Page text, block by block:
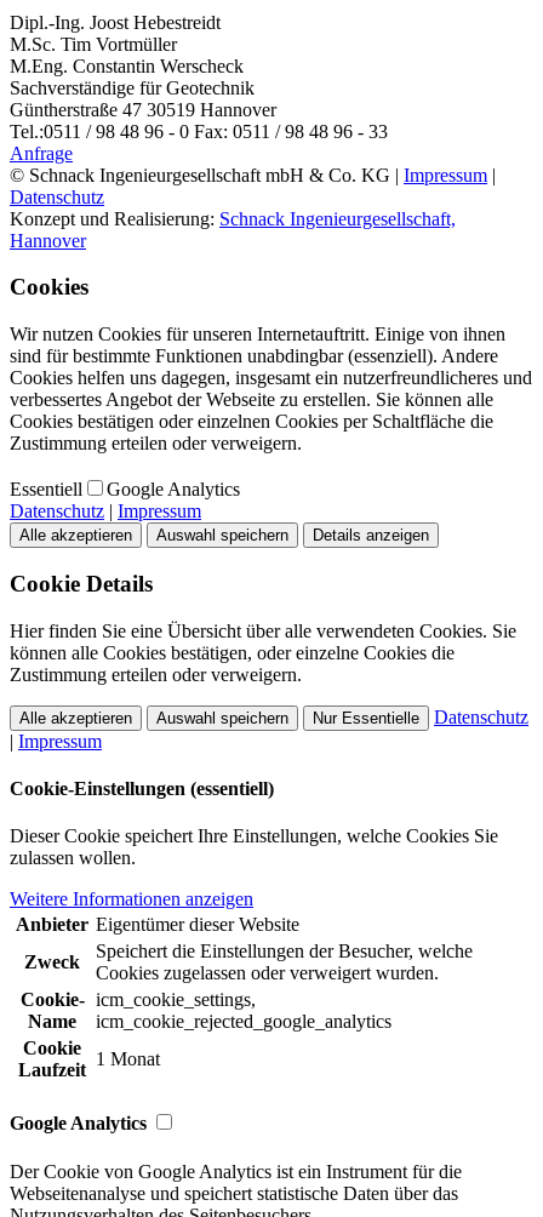
Dipl.-Ing. Joost Hebestreidt
M.Sc. Tim Vortmüller
M.Eng. Constantin Werscheck
Sachverständige für Geotechnik
Güntherstraße 47 30519 Hannover
Tel.:0511 / 98 48 96 - 0 Fax: 0511 / 98 48 96 - 33
Anfrage
© Schnack Ingenieurgesellschaft mbH & Co. KG | Impressum |
Datenschutz
Konzept und Realisierung: Schnack Ingenieurgesellschaft,
Hannover
Cookies
Wir nutzen Cookies für unseren Internetauftritt. Einige von ihnen
sind für bestimmte Funktionen unabdingbar (essenziell). Andere
Cookies helfen uns dagegen, insgesamt ein nutzerfreundlicheres und
verbessertes Angebot der Webseite zu erstellen. Sie können alle
Cookies bestätigen oder einzelnen Cookies per Schaltfläche die
Zustimmung erteilen oder verweigern.
Essentiell
Google Analytics
Datenschutz | Impressum
Alle akzeptieren Auswahl speichern Details anzeigen
Cookie Details
Hier finden Sie eine Übersicht über alle verwendeten Cookies. Sie
können alle Cookies bestätigen, oder einzelne Cookies die
Zustimmung erteilen oder verweigern.
Alle akzeptieren Auswahl speichern Nur Essentielle
Datenschutz
| Impressum
Cookie-Einstellungen (essentiell)
Dieser Cookie speichert Ihre Einstellungen, welche Cookies Sie
zulassen wollen.
Weitere Informationen anzeigen
Anbieter Eigentümer dieser Website
Zweck
Speichert die Einstellungen der Besucher, welche
Cookies zugelassen oder verweigert wurden.
Cookie-
Name
icm_cookie_settings,
icm_cookie_rejected_google_analytics
Cookie
Laufzeit
1 Monat
Google Analytics
Der Cookie von Google Analytics ist ein Instrument für die
Webseitenanalyse und speichert statistische Daten über das